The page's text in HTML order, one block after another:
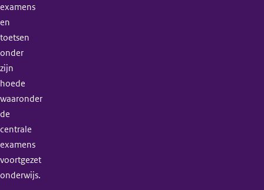
examens
en
toetsen
onder
zijn
hoede
waaronder
de
centrale
examens
voortgezet
onderwijs.